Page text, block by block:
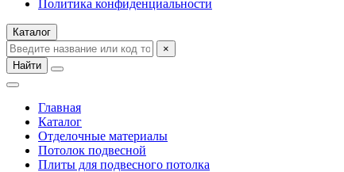
Политика конфиденциальности
Каталог
×
Найти
Главная
Каталог
Отделочные материалы
Потолок подвесной
Плиты для подвесного потолка